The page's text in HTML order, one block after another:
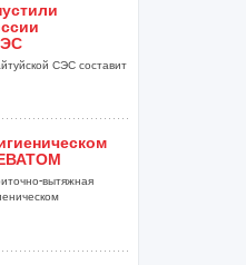
СЭС составит
вытяжная